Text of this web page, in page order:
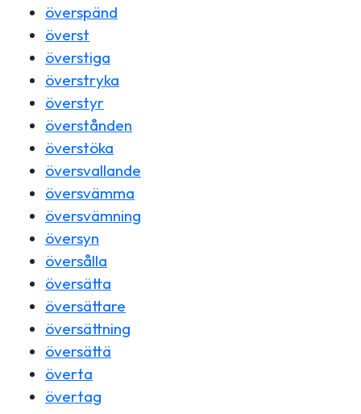
överspänd
överst
överstiga
överstryka
överstyr
överstånden
överstöka
översvallande
översvämma
översvämning
översyn
översålla
översätta
översättare
översättning
översättä
överta
övertag